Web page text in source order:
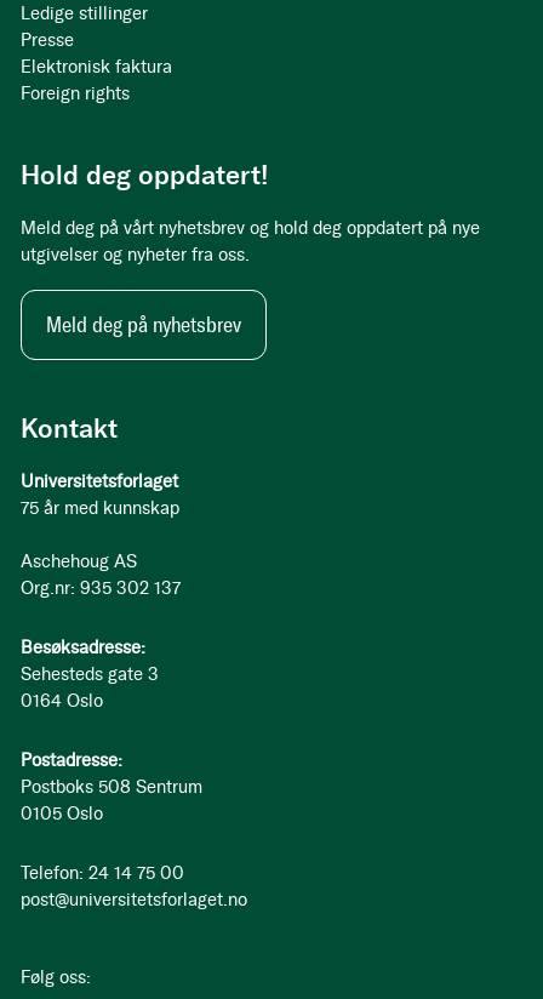
Kontakt
Universitetsforlaget
75 år med kunnskap
Aschehoug AS
Org.nr: 935 302 137
Besøksadresse:
Sehesteds gate 3
0164 Oslo
Postadresse:
Postboks 508 Sentrum
0105 Oslo
Telefon: 24 14 75 00
post@universitetsforlaget.no
Følg oss:
Ledige stillinger
Presse
Elektronisk faktura
Foreign rights
Hold deg oppdatert!
Meld deg på vårt nyhetsbrev og hold deg oppdatert på nye
utgivelser og nyheter fra oss.
Meld deg på nyhetsbrev